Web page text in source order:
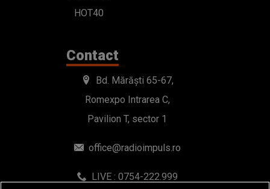
HOT40
Contact
Bd. Mărăști 65-67,
Romexpo Intrarea C,
Pavilion T, sector 1
office@radioimpuls.ro
LIVE : 0754-222.999